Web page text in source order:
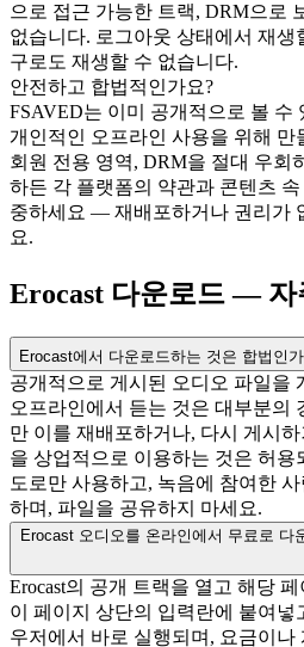
으로 접근 가능한 트랙, DRM으로
없습니다. 로그아웃 상태에서 재생
구로도 재생할 수 없습니다.
안전하고 합법적인가요?
FSAVED는 이미 공개적으로 볼 수
개인적인 오프라인 사용을 위해 만
회원 전용 영역, DRM을 절대 우회
하든 각 플랫폼의 약관과 콘텐츠
중하세요 — 재배포하거나 권리가
요.
Erocast 다운로드 — 자
Erocast에서 다운로드하는 것은 합법인
공개적으로 게시된 오디오 파일을
오프라인에서 듣는 것은 대부분의
만 이를 재배포하거나, 다시 게시
을 상업적으로 이용하는 것은 허용
도로만 사용하고, 녹음에 참여한
하며, 파일을 공유하지 마세요.
Erocast 오디오를 온라인에서 무료로 다
Erocast의 공개 트랙을 열고 해당
이 페이지 상단의 입력란에 붙여
우저에서 바로 실행되며, 요금이나